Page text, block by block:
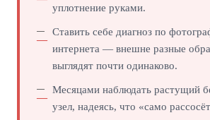
уплотнение руками.
Ставить себе диагноз по
интернета — внешне разные
выглядят почти одинаково.
Месяцами наблюдать растущий
узел, надеясь, что «само